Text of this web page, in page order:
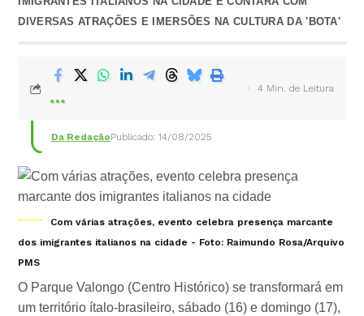
DIVERSAS ATRAÇÕES E IMERSÕES NA CULTURA DA 'BOTA'
Da RedaçãoPublicado: 14/08/2025
4 Min. de Leitura
Com várias atrações, evento celebra presença marcante
dos imigrantes italianos na cidade - Foto: Raimundo Rosa/Arquivo
PMS
O Parque Valongo (Centro Histórico) se transformará em
um território ítalo-brasileiro, sábado (16) e domingo (17),